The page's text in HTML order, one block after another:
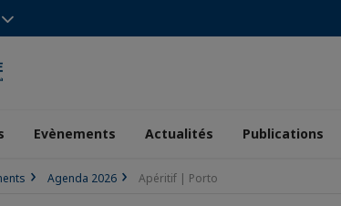
Evènements Actualités Publications
Agenda 2026 Apéritif | Porto